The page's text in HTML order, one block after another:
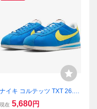
ナイキ コルテッツ TXT 26.5c
m 定価12430円 ブルー/イエ
現在 5,680円